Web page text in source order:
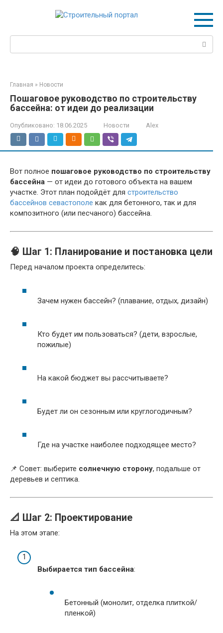
Поиск:
Главная » Новости
Пошаговое руководство по строительству
бассейна: от идеи до реализации
Опубликовано: 18.06.2025 Новости Alex
Вот полное пошаговое руководство по строительству
бассейна — от идеи до готового объекта на вашем
участке. Этот план подойдёт для строительство
бассейнов севастополе как для бетонного, так и для
композитного (или песчаного) бассейна.
🧠 Шаг 1: Планирование и постановка цели
Перед началом проекта определитесь:
Зачем нужен бассейн? (плавание, отдых, дизайн)
Кто будет им пользоваться? (дети, взрослые,
пожилые)
На какой бюджет вы рассчитываете?
Будет ли он сезонным или круглогодичным?
Где на участке наиболее подходящее место?
📌 Совет: выберите солнечную сторону, подальше от
деревьев и септика.
📐 Шаг 2: Проектирование
На этом этапе:
Выбирается тип бассейна:
Бетонный (монолит, отделка плиткой/
пленкой)